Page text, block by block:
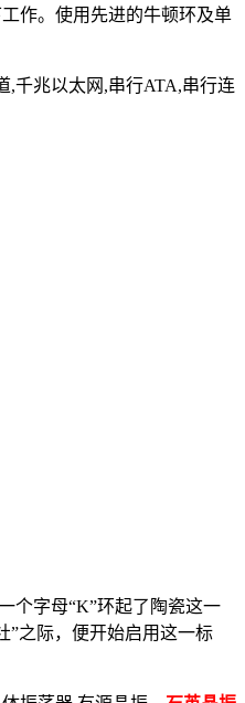
作。使用先进的牛顿环及单
,千兆以太网,串行ATA,串行连
个字母“K”环起了陶瓷这一
”之际，便开始启用这一标